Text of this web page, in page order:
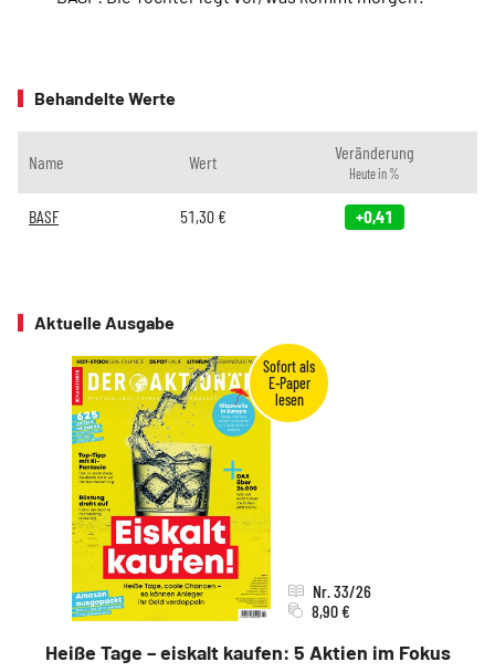
Behandelte Werte
Name Wert Veränderung
Heute in %
BASF 51,30€ +0,41
Aktuelle Ausgabe
Heiße Tage – eiskalt kaufen: 5 Aktien im Fokus
Nr. 33/26
8,90 €